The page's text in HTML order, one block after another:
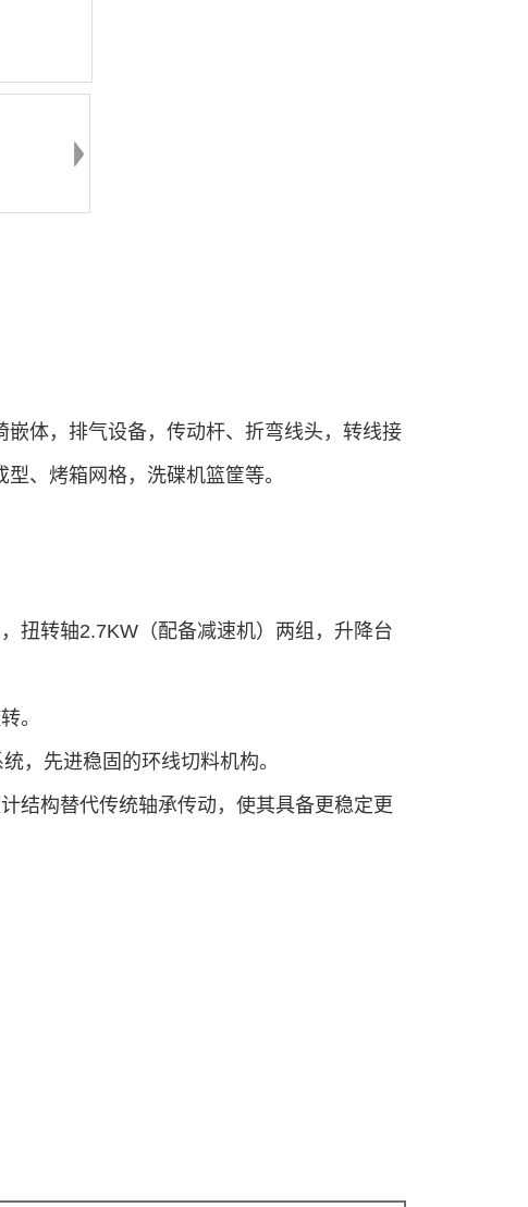
体，排气设备，传动杆、折弯线头，转线接
、烤箱网格，洗碟机篮筐等。
扭转轴2.7KW（配备减速机）两组，升降台
。
，先进稳固的环线切料机构。
结构替代传统轴承传动，使其具备更稳定更